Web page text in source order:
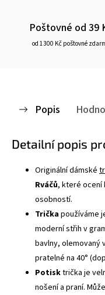
Poštovné od 39
od 1300 Kč poštovné
Popis
Detailní popis
Originální dámské
Rváčů, které ocení
osobností.
Tričkapoužíváme
moderní střih v
bavlny, olemovaný
pratelné na 40°
Potisktrička je
nošení a praní.